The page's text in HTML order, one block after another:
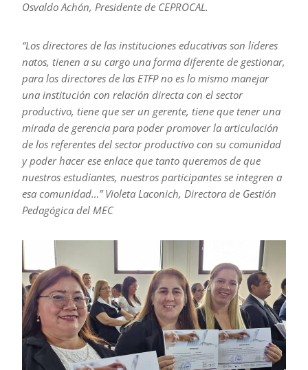
Osvaldo Achón, Presidente de CEPROCAL.
“Los directores de las instituciones educativas son líderes
natos, tienen a su cargo una forma diferente de gestionar,
para los directores de las ETFP no es lo mismo manejar
una institución con relación directa con el sector
productivo, tiene que ser un gerente, tiene que tener una
mirada de gerencia para poder promover la articulación
de los referentes del sector productivo con su comunidad
y poder hacer ese enlace que tanto queremos de que
nuestros estudiantes, nuestros participantes se integren a
esa comunidad…” Violeta Laconich, Directora de Gestión
Pedagógica del MEC